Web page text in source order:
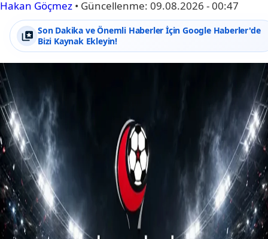
Hakan Göçmez • Güncellenme: 09.08.2026 - 00:47
Son Dakika ve Önemli Haberler İçin Google Haberler'de
Bizi Kaynak Ekleyin!